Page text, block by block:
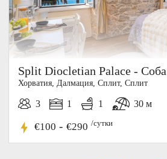
Split Diocletian Palace -
Хорватия, Далмация, Cплит, Сплит
3 1 1 30 м
€100 - €290 /сутки